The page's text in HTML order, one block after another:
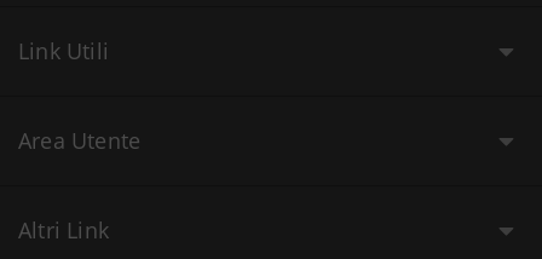
Link Utili
Area Utente
Altri Link